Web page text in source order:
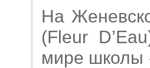
На
(Fleur
мире